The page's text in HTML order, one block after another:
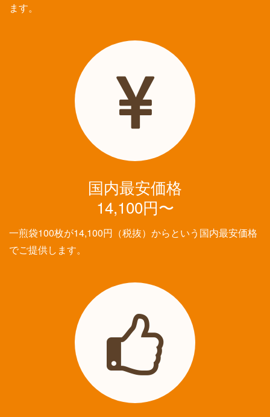
ます。
国内最安価格
14,100円〜
一煎袋100枚が14,100円（税抜）からという国内最安価格
でご提供します。